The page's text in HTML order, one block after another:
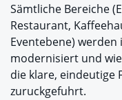
Sämtliche Bereiche
Restaurant,
Eventebene)
modernisiert und
die klare, eindeutige
zuruckgefuhrt.